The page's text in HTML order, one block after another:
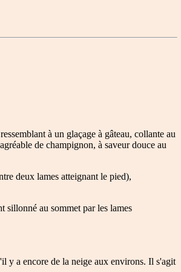
à un glaçage à gâteau, collante au
de champignon, à saveur douce au
deux lames atteignant le pied),
sillonné au sommet par les lames
y a encore de la neige aux environs. Il s'agit